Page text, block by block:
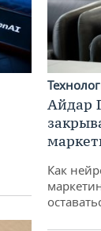
Айдар
Как